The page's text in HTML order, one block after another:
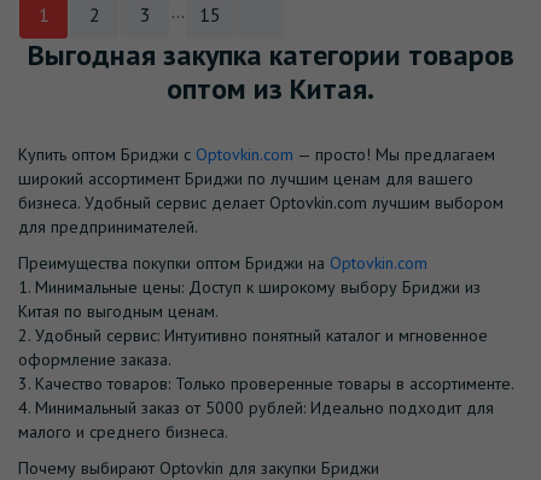
1 2 3 ... 15
Выгодная закупка категории товаров
оптом из Китая.
Купить оптом Бриджи с Optovkin.com — просто! Мы предлагаем
широкий ассортимент Бриджи по лучшим ценам для вашего
бизнеса. Удобный сервис делает Optovkin.com лучшим выбором
для предпринимателей.
Преимущества покупки оптом Бриджи на Optovkin.com
1.⁠ ⁠Минимальные цены: Доступ к широкому выбору Бриджи из
Китая по выгодным ценам.
2.⁠ ⁠Удобный сервис: Интуитивно понятный каталог и мгновенное
оформление заказа.
3.⁠ ⁠Качество товаров: Только проверенные товары в ассортименте.
4.⁠ ⁠Минимальный заказ от 5000 рублей: Идеально подходит для
малого и среднего бизнеса.
Почему выбирают Optovkin для закупки Бриджи